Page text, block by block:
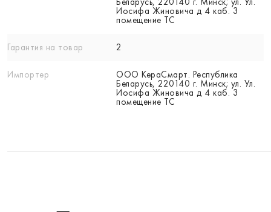
Иосифа Жиновича д 4 каб. 3
помещение ТС
Гарантия на товар 2
Импортер
ООО КераСмарт. Республика
Беларусь, 220140 г. Минск; ул. Ул.
Иосифа Жиновича д 4 каб. 3
помещение ТС